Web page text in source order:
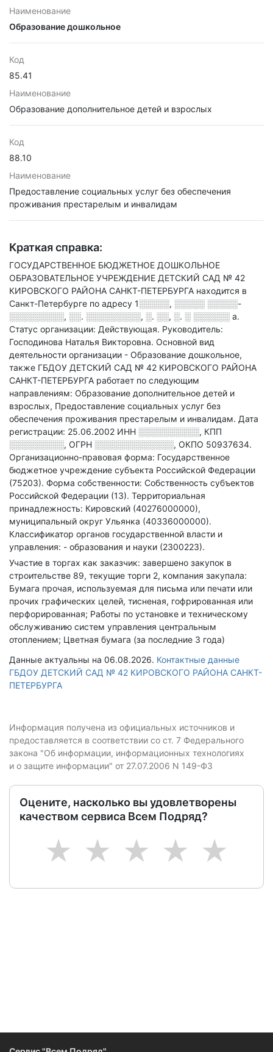
Наименование
Образование дошкольное
Код
85.41
Наименование
Образование дополнительное детей и взрослых
Код
88.10
Наименование
Предоставление социальных услуг без обеспечения
проживания престарелым и инвалидам
Краткая справка:
ГОСУДАРСТВЕННОЕ БЮДЖЕТНОЕ ДОШКОЛЬНОЕ
ОБРАЗОВАТЕЛЬНОЕ УЧРЕЖДЕНИЕ ДЕТСКИЙ САД № 42
КИРОВСКОГО РАЙОНА САНКТ-ПЕТЕРБУРГА находится в
Санкт-Петербурге по адресу 1░░░░░, ░░░░░ ░░░░░-
░░░░░░░░░, ░░. ░░░░░░░░░, ░. ░░, ░. ░ ░░░░░░ а.
Статус организации: Действующая. Руководитель:
Господинова Наталья Викторовна. Основной вид
деятельности организации - Образование дошкольное,
также ГБДОУ ДЕТСКИЙ САД № 42 КИРОВСКОГО РАЙОНА
САНКТ-ПЕТЕРБУРГА работает по следующим
направлениям: Образование дополнительное детей и
взрослых, Предоставление социальных услуг без
обеспечения проживания престарелым и инвалидам. Дата
регистрации: 25.06.2002 ИНН ░░░░░░░░░░, КПП
░░░░░░░░░, ОГРН ░░░░░░░░░░░░░, ОКПО 50937634.
Организационно-правовая форма: Государственное
бюджетное учреждение субъекта Российской Федерации
(75203). Форма собственности: Собственность субъектов
Российской Федерации (13). Территориальная
принадлежность: Кировский (40276000000),
муниципальный округ Ульянка (40336000000).
Классификатор органов государственной власти и
управления: - образования и науки (2300223).
Участие в торгах как заказчик: завершено закупок в
строительстве 89, текущие торги 2, компания закупала:
Бумага прочая, используемая для письма или печати или
прочих графических целей, тисненая, гофрированная или
перфорированная; Работы по установке и техническому
обслуживанию систем управления центральным
отоплением; Цветная бумага (за последние 3 года)
Данные актуальны на 06.08.2026. Контактные данные
ГБДОУ ДЕТСКИЙ САД № 42 КИРОВСКОГО РАЙОНА САНКТ-
ПЕТЕРБУРГА
Информация получена из официальных источников и
предоставляется в соответствии со ст. 7 Федерального
закона "Об информации, информационных технологиях
и о защите информации" от 27.07.2006 N 149-ФЗ
Оцените, насколько вы удовлетворены
качеством сервиса Всем Подряд?
5
4
3
2
1